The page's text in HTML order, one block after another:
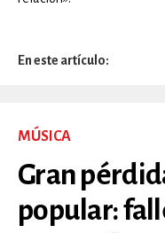
En este artículo:
MÚSICA
Gran
popular: